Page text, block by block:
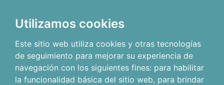
Utilizamos cookies
Este sitio web utiliza cookies y otras tecnologías
de seguimiento para mejorar su experiencia de
navegación con los siguientes fines: para habilitar
la funcionalidad básica del sitio web, para brindar